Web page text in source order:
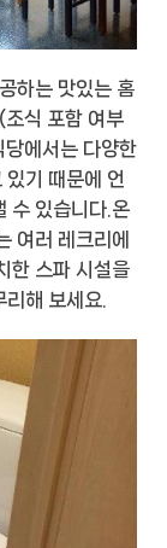
하는 맛있는 홈
조식 포함 여부
에서는 다양한
기 때문에 언
수 있습니다.온
여러 레크리에
한 스파 시설을
해 보세요.